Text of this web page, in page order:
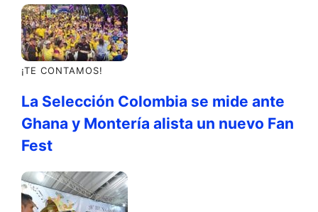
¡TE CONTAMOS!
La Selección Colombia se mide ante
Ghana y Montería alista un nuevo Fan
Fest